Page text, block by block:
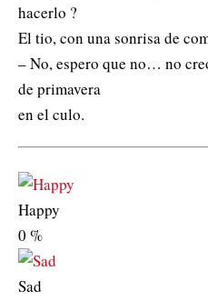
hacerlo ?
El tio, con una sonrisa de
– No, espero que no… no
de primavera
en el culo.
Happy
0 %
Sad